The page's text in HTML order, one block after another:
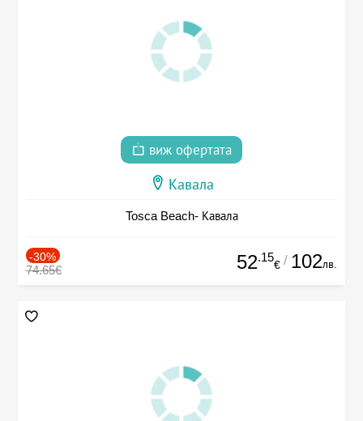
виж офертата
Кавала
Tosca Beach- Кавала
-30%
74.65€ 52.15
€ / 102лв.